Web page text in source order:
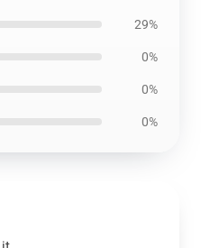
29%
0%
0%
0%